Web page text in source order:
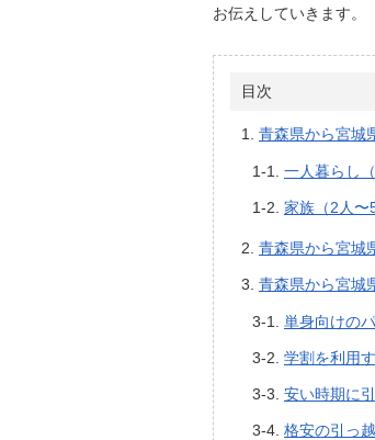
お伝えしていきます。
目次
青森県から宮城
一人暮らし
家族（2人〜
青森県から宮城
青森県から宮城
単身向けの
学割を利用
安い時期に
格安の引っ